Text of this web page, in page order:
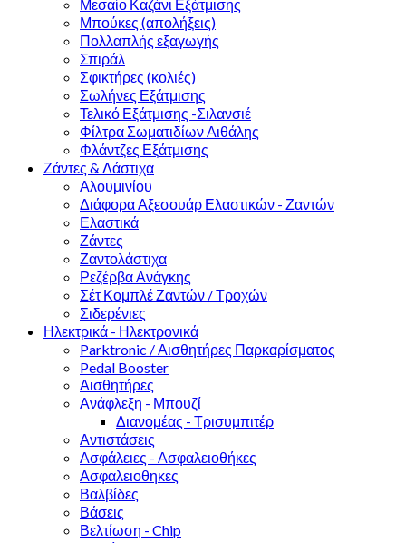
Μεσαίο Καζάνι Εξάτμισης
Μπούκες (απολήξεις)
Πολλαπλής εξαγωγής
Σπιράλ
Σφικτήρες (κολιές)
Σωλήνες Εξάτμισης
Τελικό Εξάτμισης -Σιλανσιέ
Φίλτρα Σωματιδίων Αιθάλης
Φλάντζες Εξάτμισης
Ζάντες & Λάστιχα
Αλουμινίου
Διάφορα Αξεσουάρ Ελαστικών - Ζαντών
Ελαστικά
Ζάντες
Ζαντολάστιχα
Ρεζέρβα Ανάγκης
Σέτ Κομπλέ Ζαντών / Τροχών
Σιδερένιες
Ηλεκτρικά - Ηλεκτρονικά
Parktronic / Αισθητήρες Παρκαρίσματος
Pedal Booster
Αισθητήρες
Ανάφλεξη - Μπουζί
Διανομέας - Τρισυμπιτέρ
Αντιστάσεις
Ασφάλειες - Ασφαλειοθήκες
Ασφαλειοθηκες
Βαλβίδες
Βάσεις
Βελτίωση - Chip